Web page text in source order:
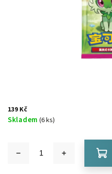
139 Kč
Skladem (6 ks)